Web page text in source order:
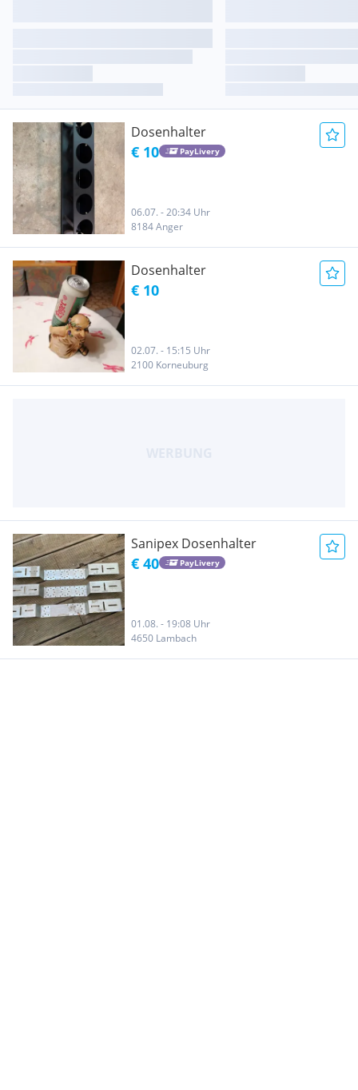
Dosenhalter
€ 10 PayLivery
06.07. - 20:34 Uhr
8184 Anger
Dosenhalter
€ 10
02.07. - 15:15 Uhr
2100 Korneuburg
Sanipex Dosenhalter
€ 40 PayLivery
01.08. - 19:08 Uhr
4650 Lambach